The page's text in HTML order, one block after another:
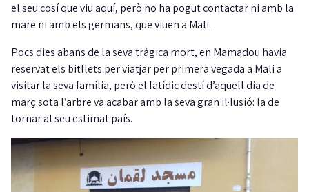
el seu cosí que viu aquí, però no ha pogut contactar ni amb la
mare ni amb els germans, que viuen a Mali.
Pocs dies abans de la seva tràgica mort, en Mamadou havia
reservat els bitllets per viatjar per primera vegada a Mali a
visitar la seva família, però el fatídic destí d’aquell dia de
març sota l’arbre va acabar amb la seva gran il·lusió: la de
tornar al seu estimat país.